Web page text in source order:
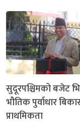
सुदूरपश्चिमको बजेट
भौतिक पुर्वाधार
प्राथमिकता